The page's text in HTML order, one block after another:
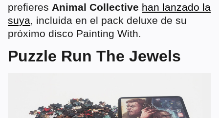
prefieres Animal Collective han lanzado la
suya , incluida en el pack deluxe de su
próximo disco Painting With.
Puzzle Run The Jewels